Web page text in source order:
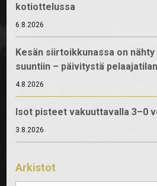
kotiottelussa
6.8.2026
Kesän siirtoikkunassa on
suuntiin – päivitystä
4.8.2026
Isot pisteet vakuuttavalla 3–0
3.8.2026
Arkistot